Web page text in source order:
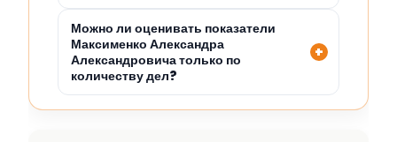
Можно ли оценивать показатели
Максименко Александра
Александровича только по
количеству дел?